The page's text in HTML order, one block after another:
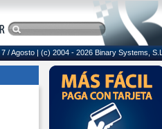
7 / Agosto | (c) 2004 - 2026 Binary Systems, S.L.